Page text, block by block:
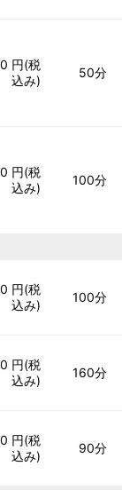
円(税
込み)
50分
円(税
込み)
100分
円(税
込み)
100分
円(税
込み)
160分
円(税
込み)
90分